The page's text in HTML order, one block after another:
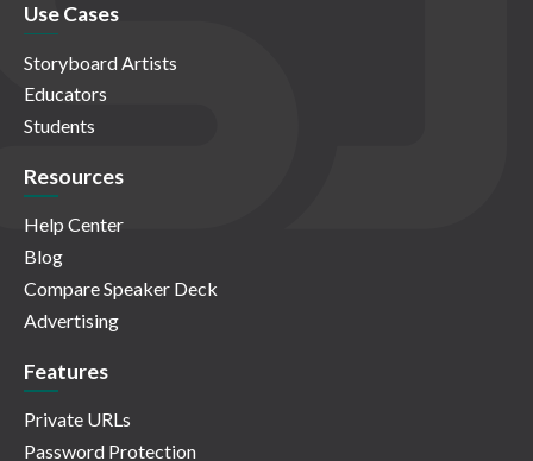
Use Cases
Storyboard Artists
Educators
Students
Resources
Help Center
Blog
Compare Speaker Deck
Advertising
Features
Private URLs
Password Protection